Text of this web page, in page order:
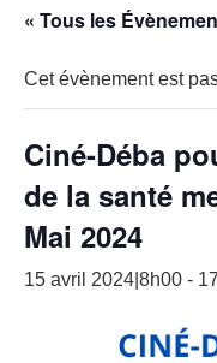
« Tous les
Cet évènement est
Ciné-Déba
de la santé
Mai 2024
15 avril 2024|8h00 -